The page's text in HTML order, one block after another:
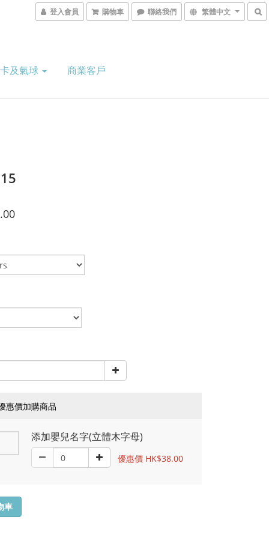
登入會員 購物車 聯絡我們 繁體中文
及氣球 商業客戶
惠價加購商品
添加嬰兒名字(立體木字母)
優惠價 HK$38.00
車